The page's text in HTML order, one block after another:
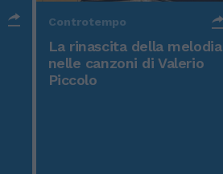
Controtempo
La rinascita della melodia
nelle canzoni di Valerio
Piccolo